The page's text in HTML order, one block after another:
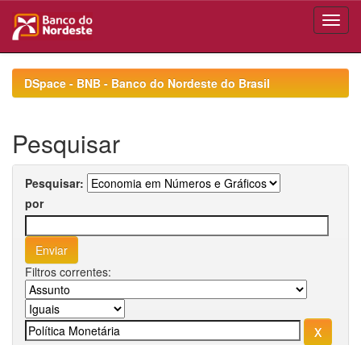
navigationDSpace - BNB - Banco do Nordeste do Brasil
Pesquisar
Pesquisar:
por
Filtros correntes: